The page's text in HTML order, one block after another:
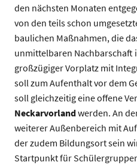
den nächsten Monaten
von den teils schon
baulichen Maßnahmen, die
unmittelbaren Nachbarschaft
großzügiger Vorplatz mit
soll zum Aufenthalt vor dem
soll gleichzeitig eine offene
Neckarvorlandwerden. An
weiterer Außenbereich mit
der zudem Bildungsort sein
Startpunkt für